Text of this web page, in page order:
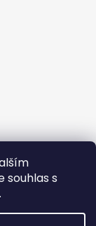
souhlas s
.